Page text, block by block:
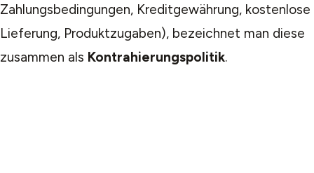
Zahlungsbedingungen, Kreditgewährung, kostenlose
Lieferung, Produktzugaben), bezeichnet man diese
zusammen als Kontrahierungspolitik.